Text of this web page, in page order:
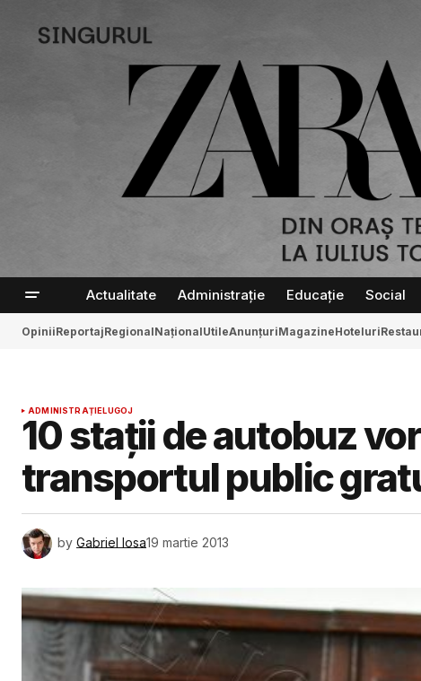
Actualitate Administrație Educație Social
OpiniiReportajRegionalNaționalUtileAnunțuriMagazineHoteluri
ADMINISTRAȚIELUGOJ
10 stații de autobuz
transportul public
by Gabriel Iosa19 martie 2013